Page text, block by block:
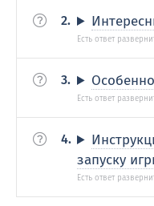
запуску